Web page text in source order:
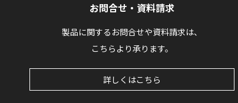
お問合せ・資料請求
製品に関するお問合せや資料請求は、
こちらより承ります。
詳しくはこちら